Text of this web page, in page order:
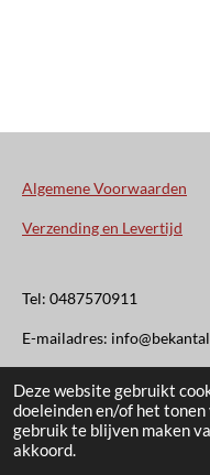
Deze website gebruikt
doeleinden en/of het
gebruik te blijven maken
akkoord.
Algemene Voorwaarden
Verzending en Levertijd
Tel: 0487570911
E-mailadres:
Rooysestraat 4
6621AM Dreumel